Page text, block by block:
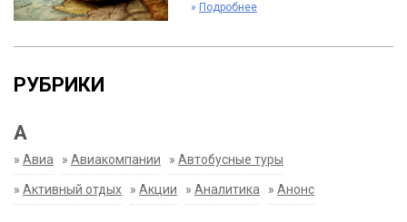
» Подробнее
РУБРИКИ
А
» Авиа » Авиакомпании » Автобусные туры
» Активный отдых » Акции » Аналитика » Анонс